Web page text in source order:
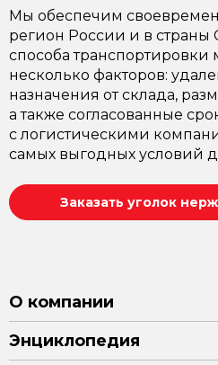
Мы обеспечим
регион России и в
способа транспортировки
несколько факторов:
назначения от склада,
а также согласованные
с логистическими
самых выгодных условий
Заказать уголок
О компании
Энциклопедия